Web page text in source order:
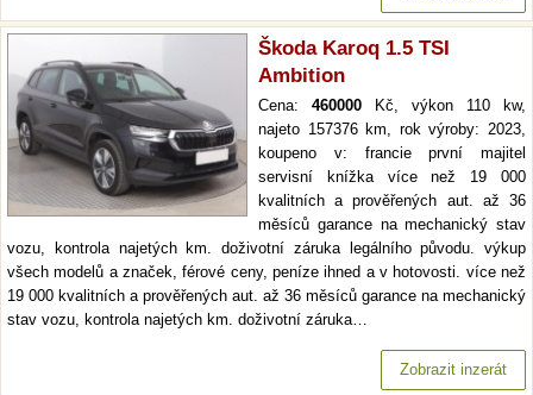
Škoda Karoq 1.5 TSI
Ambition
Cena: 460000 Kč, výkon 110 kw,
najeto 157376 km, rok výroby: 2023,
koupeno v: francie první majitel
servisní knížka více než 19 000
kvalitních a prověřených aut. až 36
měsíců garance na mechanický stav
vozu, kontrola najetých km. doživotní záruka legálního původu. výkup
všech modelů a značek, férové ceny, peníze ihned a v hotovosti. více než
19 000 kvalitních a prověřených aut. až 36 měsíců garance na mechanický
stav vozu, kontrola najetých km. doživotní záruka…
Zobrazit inzerát